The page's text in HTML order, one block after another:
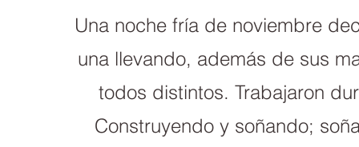
Una noche fría de noviembre
una llevando, además de sus
todos distintos. Trabajaron
Construyendo y soñando;